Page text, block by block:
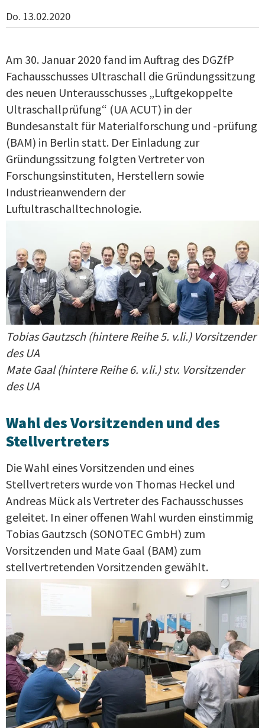
Do. 13.02.2020
Am 30. Januar 2020 fand im Auftrag des DGZfP
Fachausschusses Ultraschall die Gründungssitzung
des neuen Unterausschusses „Luftgekoppelte
Ultraschallprüfung“ (UA ACUT) in der
Bundesanstalt für Materialforschung und -prüfung
(BAM) in Berlin statt. Der Einladung zur
Gründungssitzung folgten Vertreter von
Forschungsinstituten, Herstellern sowie
Industrieanwendern der
Luftultraschalltechnologie.
Tobias Gautzsch (hintere Reihe 5. v.li.) Vorsitzender
des UA
Mate Gaal (hintere Reihe 6. v.li.) stv. Vorsitzender
des UA
Wahl des Vorsitzenden und des
Stellvertreters
Die Wahl eines Vorsitzenden und eines
Stellvertreters wurde von Thomas Heckel und
Andreas Mück als Vertreter des Fachausschusses
geleitet. In einer offenen Wahl wurden einstimmig
Tobias Gautzsch (SONOTEC GmbH) zum
Vorsitzenden und Mate Gaal (BAM) zum
stellvertretenden Vorsitzenden gewählt.